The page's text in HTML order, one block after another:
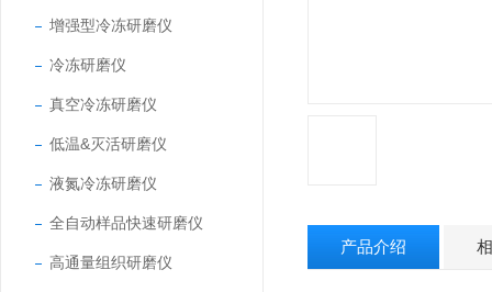
增强型冷冻研磨仪
冷冻研磨仪
真空冷冻研磨仪
低温&灭活研磨仪
液氮冷冻研磨仪
全自动样品快速研磨仪
高通量组织研磨仪
产品介绍